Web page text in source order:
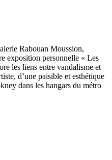
Rabouan Moussion,
exposition personnelle « Les
les liens entre vandalisme et
d’une paisible et esthétique
dans les hangars du métro